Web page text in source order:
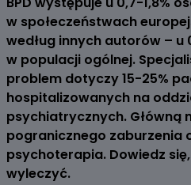
w społeczeństwach
według innych autorów – u
w populacji ogólnej.
problem dotyczy 15-25%
hospitalizowanych na
psychiatrycznych. Główną
pogranicznego zaburzenia
psychoterapia. Dowiedz
wyleczyć.